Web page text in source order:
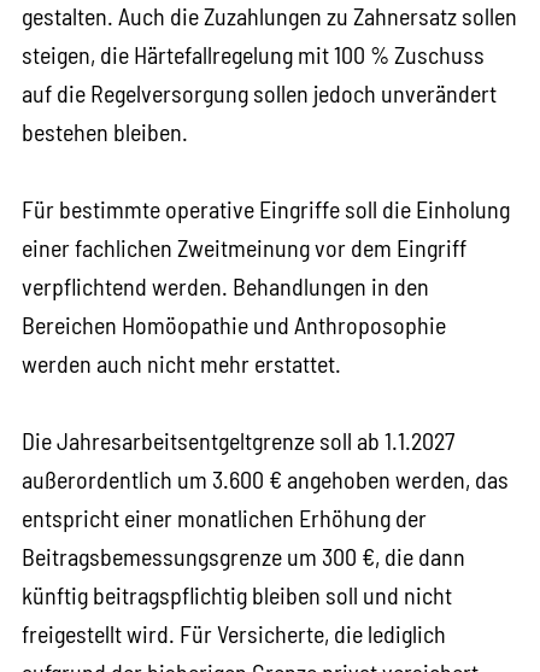
gestalten. Auch die Zuzahlungen zu Zahnersatz sollen
steigen, die Härtefallregelung mit 100 % Zuschuss
auf die Regelversorgung sollen jedoch unverändert
bestehen bleiben.
Für bestimmte operative Eingriffe soll die Einholung
einer fachlichen Zweitmeinung vor dem Eingriff
verpflichtend werden. Behandlungen in den
Bereichen Homöopathie und Anthroposophie
werden auch nicht mehr erstattet.
Die Jahresarbeitsentgeltgrenze soll ab 1.1.2027
außerordentlich um 3.600 € angehoben werden, das
entspricht einer monatlichen Erhöhung der
Beitragsbemessungsgrenze um 300 €, die dann
künftig beitragspflichtig bleiben soll und nicht
freigestellt wird. Für Versicherte, die lediglich